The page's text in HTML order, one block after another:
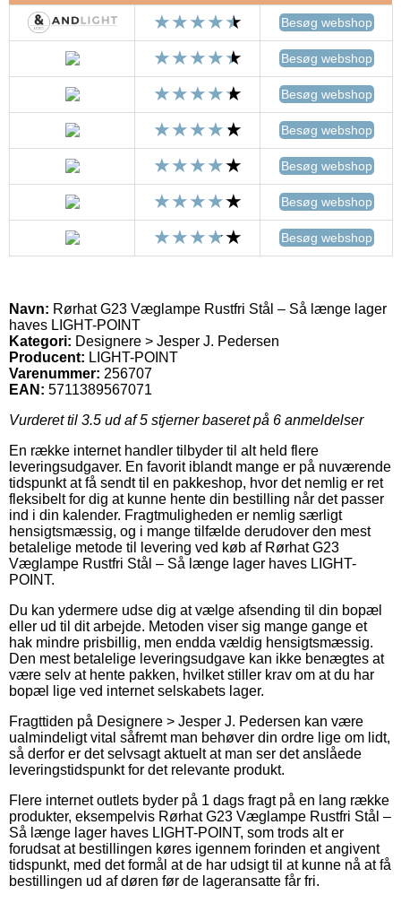
Besøg webshop
Besøg webshop
Besøg webshop
Besøg webshop
Besøg webshop
Besøg webshop
Besøg webshop
Navn: Rørhat G23 Væglampe Rustfri Stål – Så længe lager
haves LIGHT-POINT
Kategori: Designere > Jesper J. Pedersen
Producent: LIGHT-POINT
Varenummer: 256707
EAN: 5711389567071
Vurderet til 3.5 ud af 5 stjerner baseret på 6 anmeldelser
En række internet handler tilbyder til alt held flere
leveringsudgaver. En favorit iblandt mange er på nuværende
tidspunkt at få sendt til en pakkeshop, hvor det nemlig er ret
fleksibelt for dig at kunne hente din bestilling når det passer
ind i din kalender. Fragtmuligheden er nemlig særligt
hensigtsmæssig, og i mange tilfælde derudover den mest
betalelige metode til levering ved køb af Rørhat G23
Væglampe Rustfri Stål – Så længe lager haves LIGHT-
POINT.
Du kan ydermere udse dig at vælge afsending til din bopæl
eller ud til dit arbejde. Metoden viser sig mange gange et
hak mindre prisbillig, men endda vældig hensigtsmæssig.
Den mest betalelige leveringsudgave kan ikke benægtes at
være selv at hente pakken, hvilket stiller krav om at du har
bopæl lige ved internet selskabets lager.
Fragttiden på Designere > Jesper J. Pedersen kan være
ualmindeligt vital såfremt man behøver din ordre lige om lidt,
så derfor er det selvsagt aktuelt at man ser det anslåede
leveringstidspunkt for det relevante produkt.
Flere internet outlets byder på 1 dags fragt på en lang række
produkter, eksempelvis Rørhat G23 Væglampe Rustfri Stål –
Så længe lager haves LIGHT-POINT, som trods alt er
forudsat at bestillingen køres igennem forinden et angivent
tidspunkt, med det formål at de har udsigt til at kunne nå at få
bestillingen ud af døren før de lageransatte får fri.